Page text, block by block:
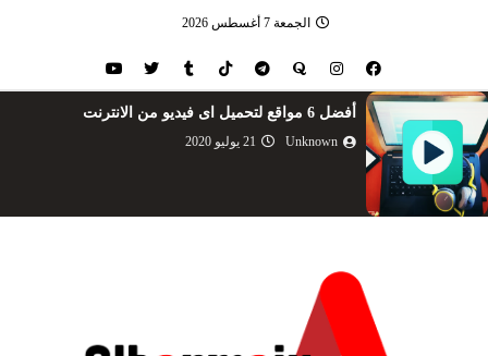
الجمعة 7 أغسطس 2026
أفضل 6 مواقع لتحميل اى فيديو من الانترنت
Unknown 21 يوليو 2020